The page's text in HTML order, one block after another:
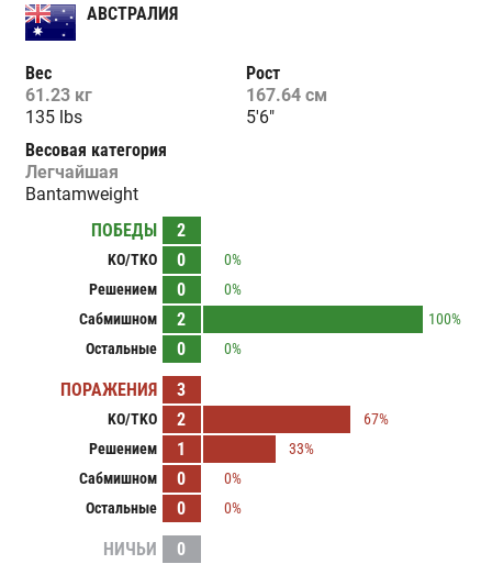
АВСТРАЛИЯ
Вес
61.23 кг
135 lbs
Рост
167.64 см
5'6"
Весовая категория
Легчайшая
Bantamweight
ПОБЕДЫ
2
KO/TKO 0
0%
Решением
0
0%
Сабмишном
2
100%
Остальные
0 0%
ПОРАЖЕНИЯ 3
KO/TKO 2
67%
Решением
1
33%
Сабмишном
0
0%
Остальные
0 0%
НИЧЬИ
0